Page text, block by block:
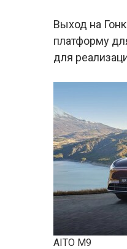
Выход на
платформу
для
AITO M9